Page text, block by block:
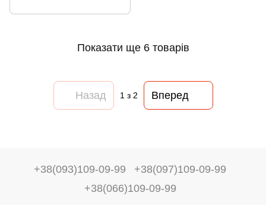
Показати ще 6 товарів
Назад 1з 2 Вперед
+38(093)109-09-99
+38(097)109-09-99
+38(066)109-09-99